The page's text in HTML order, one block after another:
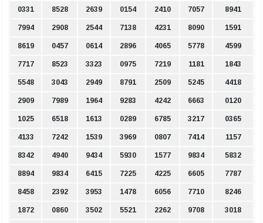
0331 8528 2639 0154 2410 7057 8941
7994 2908 2544 7138 4231 8090 1591
8619 0457 0614 2896 4065 5778 4599
7717 8523 3323 0975 7219 1181 1843
5548 3043 2949 8791 2509 5245 4418
2909 7989 1964 9283 4242 6663 0120
1025 6518 1613 0289 6785 3217 0365
4133 7242 1539 3969 0807 7414 1157
8342 4940 9434 5930 1577 9834 5832
8894 9834 6415 7225 4225 6605 7787
8458 2392 3953 1478 6056 7710 8246
1872 0860 3502 5521 2262 9708 3018